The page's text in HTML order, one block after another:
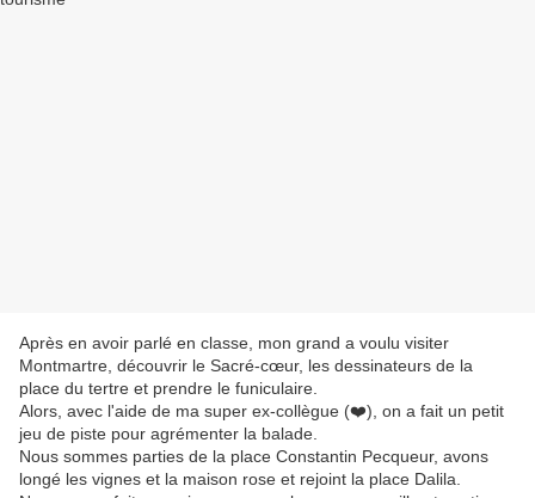
Après en avoir parlé en classe, mon grand a voulu visiter
Montmartre, découvrir le Sacré-cœur, les dessinateurs de la
place du tertre et prendre le funiculaire.
Alors, avec l'aide de ma super ex-collègue (❤️), on a fait un petit
jeu de piste pour agrémenter la balade.
Nous sommes parties de la place Constantin Pecqueur, avons
longé les vignes et la maison rose et rejoint la place Dalila.